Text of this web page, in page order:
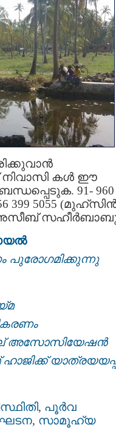
നിവാസി കൾ ഈ
91- 960
399 5055
(അസീബ്
പുരോഗമിക്കുന്നു
അസോസിയേഷൻ
, പൂര്‍വ
, സാമൂഹ്യ